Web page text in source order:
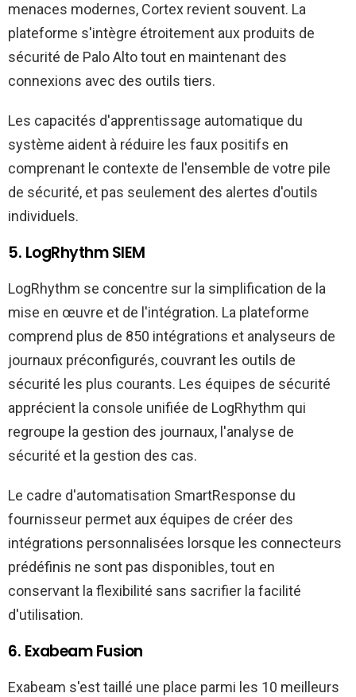
menaces modernes, Cortex revient souvent. La
plateforme s'intègre étroitement aux produits de
sécurité de Palo Alto tout en maintenant des
connexions avec des outils tiers.
Les capacités d'apprentissage automatique du
système aident à réduire les faux positifs en
comprenant le contexte de l'ensemble de votre pile
de sécurité, et pas seulement des alertes d'outils
individuels.
5. LogRhythm SIEM
LogRhythm se concentre sur la simplification de la
mise en œuvre et de l'intégration. La plateforme
comprend plus de 850 intégrations et analyseurs de
journaux préconfigurés, couvrant les outils de
sécurité les plus courants. Les équipes de sécurité
apprécient la console unifiée de LogRhythm qui
regroupe la gestion des journaux, l'analyse de
sécurité et la gestion des cas.
Le cadre d'automatisation SmartResponse du
fournisseur permet aux équipes de créer des
intégrations personnalisées lorsque les connecteurs
prédéfinis ne sont pas disponibles, tout en
conservant la flexibilité sans sacrifier la facilité
d'utilisation.
6. Exabeam Fusion
Exabeam s'est taillé une place parmi les 10 meilleurs